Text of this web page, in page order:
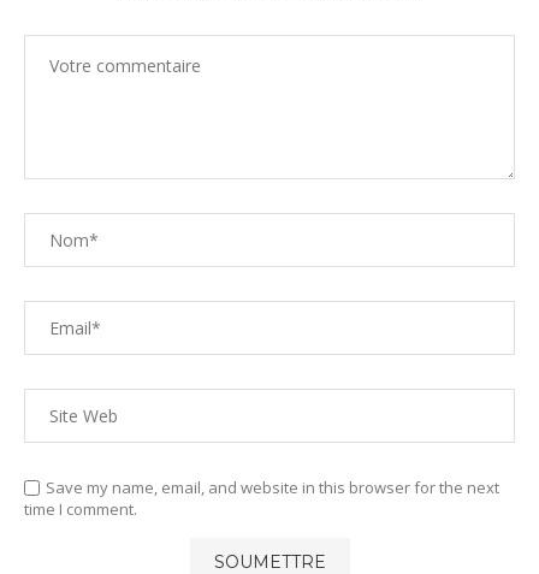
Save my name, email, and website in this browser for the next
time I comment.